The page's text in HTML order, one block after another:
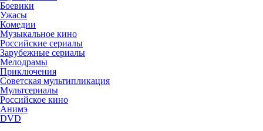
Боевики
Ужасы
Комедии
Музыкальное кино
Российские сериалы
Зарубежные сериалы
Мелодрамы
Приключения
Советская мультипликация
Мультсериалы
Российское кино
Анимэ
DVD